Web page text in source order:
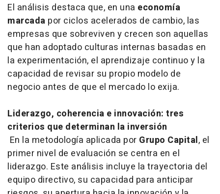
El análisis destaca que, en una economía
marcada por ciclos acelerados de cambio, las
empresas que sobreviven y crecen son aquellas
que han adoptado culturas internas basadas en
la experimentación, el aprendizaje continuo y la
capacidad de revisar su propio modelo de
negocio antes de que el mercado lo exija.
Liderazgo, coherencia e innovación: tres
criterios que determinan la inversión
En la metodología aplicada por Grupo Capital, el
primer nivel de evaluación se centra en el
liderazgo. Este análisis incluye la trayectoria del
equipo directivo, su capacidad para anticipar